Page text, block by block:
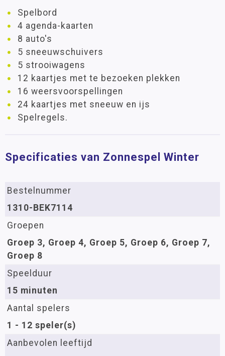
Spelbord
4 agenda-kaarten
8 auto's
5 sneeuwschuivers
5 strooiwagens
12 kaartjes met te bezoeken plekken
16 weersvoorspellingen
24 kaartjes met sneeuw en ijs
Spelregels.
Specificaties van Zonnespel Winter
Bestelnummer
1310-BEK7114
Groepen
Groep 3, Groep 4, Groep 5, Groep 6, Groep 7,
Groep 8
Speelduur
15 minuten
Aantal spelers
1 - 12 speler(s)
Aanbevolen leeftijd